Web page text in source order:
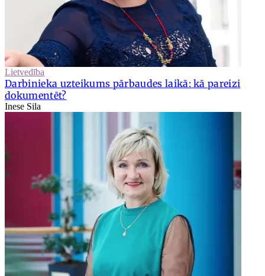
Lietvedība
Darbinieka uzteikums pārbaudes laikā: kā pareizi
dokumentēt?
Inese Sila